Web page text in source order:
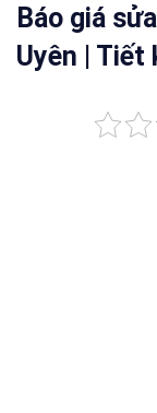
Báo giá
Uyên | Tiết